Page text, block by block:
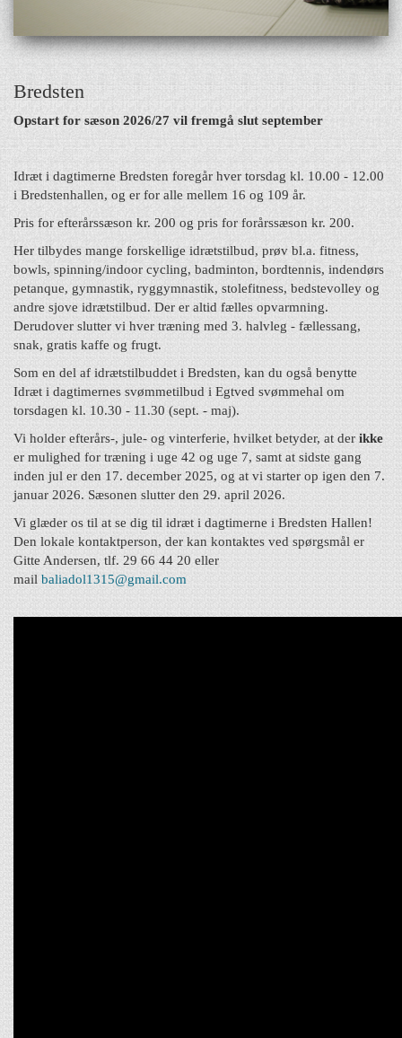
Bredsten
Opstart for sæson 2026/27 vil fremgå slut september
Idræt i dagtimerne Bredsten foregår hver torsdag kl. 10.00 - 12.00
i Bredstenhallen, og er for alle mellem 16 og 109 år.
Pris for efterårssæson kr. 200 og pris for forårssæson kr. 200.
Her tilbydes mange forskellige idrætstilbud, prøv bl.a. fitness,
bowls, spinning/indoor cycling, badminton, bordtennis, indendørs
petanque, gymnastik, ryggymnastik, stolefitness, bedstevolley og
andre sjove idrætstilbud. Der er altid fælles opvarmning.
Derudover slutter vi hver træning med 3. halvleg - fællessang,
snak, gratis kaffe og frugt.
Som en del af idrætstilbuddet i Bredsten, kan du også benytte
Idræt i dagtimernes svømmetilbud i Egtved svømmehal om
torsdagen kl. 10.30 - 11.30 (sept. - maj).
Vi holder efterårs-, jule- og vinterferie, hvilket betyder, at der ikke
er mulighed for træning i uge 42 og uge 7, samt at sidste gang
inden jul er den 17. december 2025, og at vi starter op igen den 7.
januar 2026. Sæsonen slutter den 29. april 2026.
Vi glæder os til at se dig til idræt i dagtimerne i Bredsten Hallen!
Den lokale kontaktperson, der kan kontaktes ved spørgsmål er
Gitte Andersen, tlf. 29 66 44 20 eller
mail baliadol1315@gmail.com